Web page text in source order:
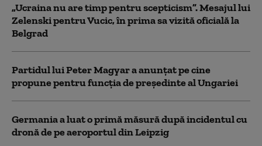
„Ucraina nu are timp pentru scepticism”. Mesajul lui
Zelenski pentru Vucic, în prima sa vizită oficială la
Belgrad
Partidul lui Peter Magyar a anunțat pe cine
propune pentru funcția de președinte al Ungariei
Germania a luat o primă măsură după incidentul cu
dronă de pe aeroportul din Leipzig